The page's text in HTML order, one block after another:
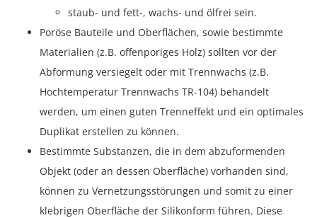
staub- und fett-, wachs- und ölfrei sein.
Poröse Bauteile und Oberflächen, sowie bestimmte
Materialien (z.B. offenporiges Holz) sollten vor der
Abformung versiegelt oder mit Trennwachs (z.B.
Hochtemperatur Trennwachs TR-104) behandelt
werden, um einen guten Trenneffekt und ein optimales
Duplikat erstellen zu können.
Bestimmte Substanzen, die in dem abzuformenden
Objekt (oder an dessen Oberfläche) vorhanden sind,
können zu Vernetzungsstörungen und somit zu einer
klebrigen Oberfläche der Silikonform führen. Diese